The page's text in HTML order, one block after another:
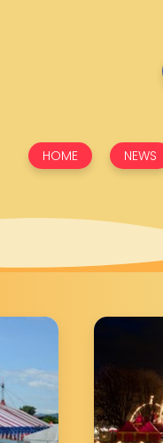
HOME NEWS